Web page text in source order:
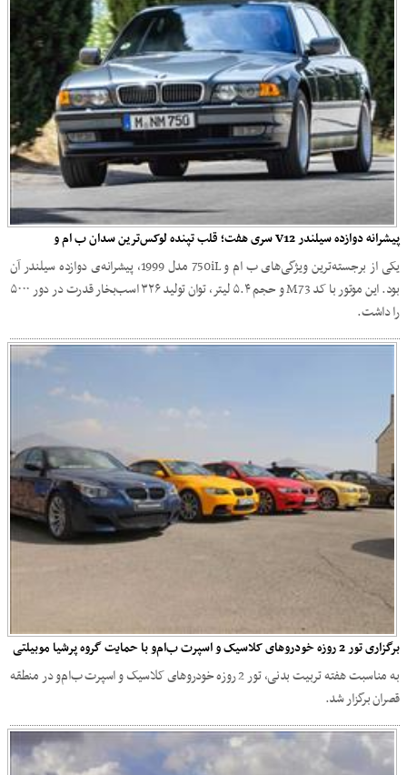
پیشرانه دوازده سیلندر V12 سری هفت؛ قلب تپنده لوکس‌ترین سدان ب ‌ام ‌و
یکی از برجسته‌ترین ویژگی‌های ب ام و 750iL مدل 1999، پیشرانه‌ی دوازده سیلندر آن
بود. این موتور با کد M73 و حجم ۵.۴ لیتر، توان تولید ۳۲۶ اسب‌بخار قدرت در دور ۵۰۰۰
را داشت.
برگزاری تور 2 روزه خودروهای کلاسیک و اسپرت ب‌ام‌و با حمایت گروه پرشیا موبیلتی
به مناسبت هفته تربیت بدنی، تور 2 روزه خودروهای کلاسیک و اسپرت ب‌ام‌و در منطقه
قصران برگزار شد.